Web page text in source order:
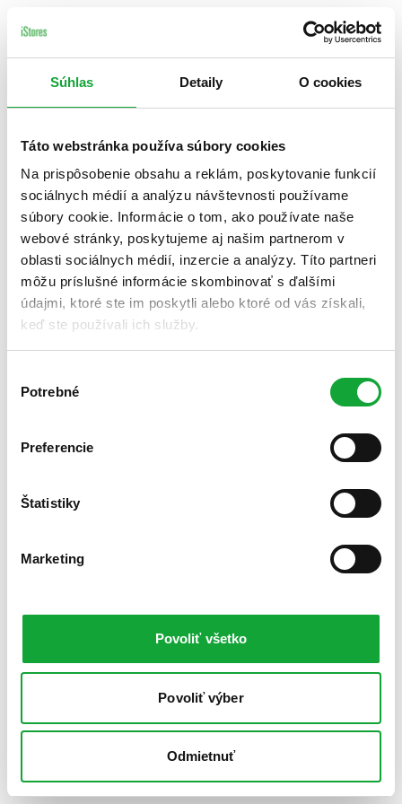
Súhlas Detaily O cookies
Táto webstránka používa súbory cookies
Na prispôsobenie obsahu a reklám, poskytovanie funkcií
sociálnych médií a analýzu návštevnosti používame
súbory cookie. Informácie o tom, ako používate naše
webové stránky, poskytujeme aj našim partnerom v
oblasti sociálnych médií, inzercie a analýzy. Títo partneri
môžu príslušné informácie skombinovať s ďalšími
údajmi, ktoré ste im poskytli alebo ktoré od vás získali,
keď ste používali ich služby.
súhlasu
Potrebné
Preferencie
Štatistiky
Marketing
Povoliť všetko
Povoliť výber
Odmietnuť